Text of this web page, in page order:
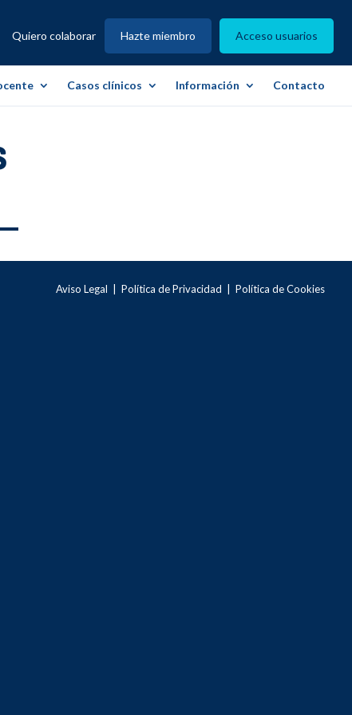
Quiero colaborar Hazte miembro Acceso usuarios
Casos clínicos Información Contacto
Aviso Legal |Política de Privacidad |Política de Cookies